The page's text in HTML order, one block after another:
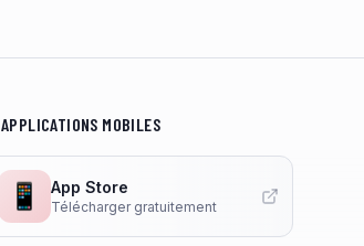
APPLICATIONS MOBILES
📱 App Store
Télécharger gratuitement